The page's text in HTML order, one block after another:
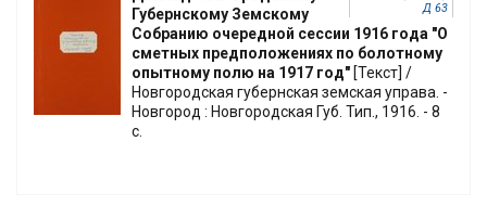
Д 63
Губернскому Земскому
Собранию очередной сессии 1916 года "О
сметных предположениях по болотному
опытному полю на 1917 год" [Текст] /
Новгородская губернская земская управа. -
Новгород : Новгородская Губ. Тип., 1916. - 8
с.